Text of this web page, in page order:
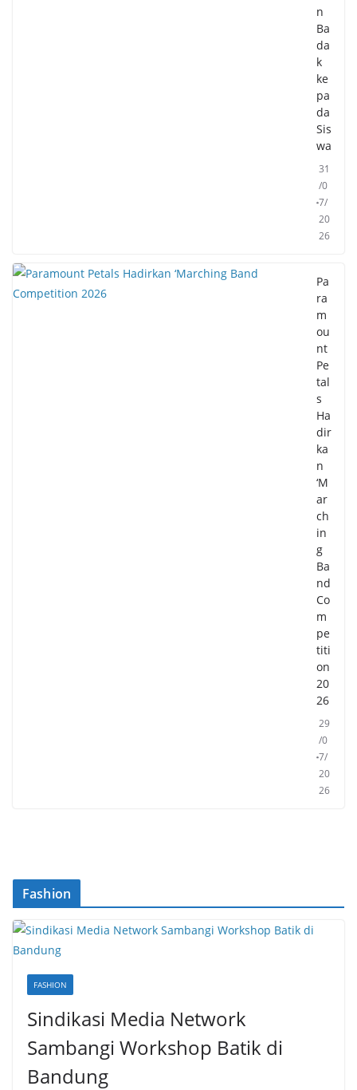
n
Ba
da
k
ke
pa
da
Sis
wa
31
/0
7/
20
26
Pa
ra
m
ou
nt
Pe
tal
s
Ha
dir
ka
n
‘M
ar
ch
in
g
Ba
nd
Co
m
pe
titi
on
20
26
29
/0
7/
20
26
Fashion
FASHION
Sindikasi Media Network
Sambangi Workshop Batik di
Bandung